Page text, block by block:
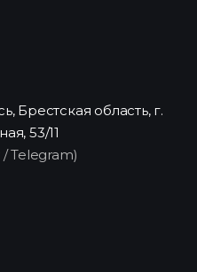
Брестская область, г.
53/11
/ Telegram)